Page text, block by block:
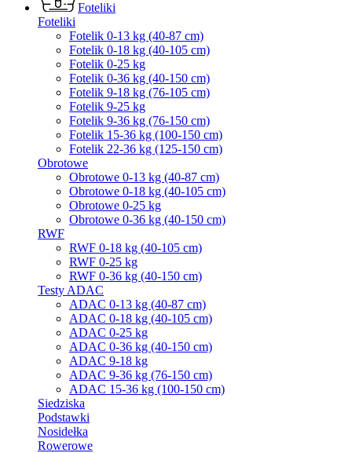
Foteliki
Foteliki
Fotelik 0-13 kg (40-87 cm)
Fotelik 0-18 kg (40-105 cm)
Fotelik 0-25 kg
Fotelik 0-36 kg (40-150 cm)
Fotelik 9-18 kg (76-105 cm)
Fotelik 9-25 kg
Fotelik 9-36 kg (76-150 cm)
Fotelik 15-36 kg (100-150 cm)
Fotelik 22-36 kg (125-150 cm)
Obrotowe
Obrotowe 0-13 kg (40-87 cm)
Obrotowe 0-18 kg (40-105 cm)
Obrotowe 0-25 kg
Obrotowe 0-36 kg (40-150 cm)
RWF
RWF 0-18 kg (40-105 cm)
RWF 0-25 kg
RWF 0-36 kg (40-150 cm)
Testy ADAC
ADAC 0-13 kg (40-87 cm)
ADAC 0-18 kg (40-105 cm)
ADAC 0-25 kg
ADAC 0-36 kg (40-150 cm)
ADAC 9-18 kg
ADAC 9-36 kg (76-150 cm)
ADAC 15-36 kg (100-150 cm)
Siedziska
Podstawki
Nosidełka
Rowerowe